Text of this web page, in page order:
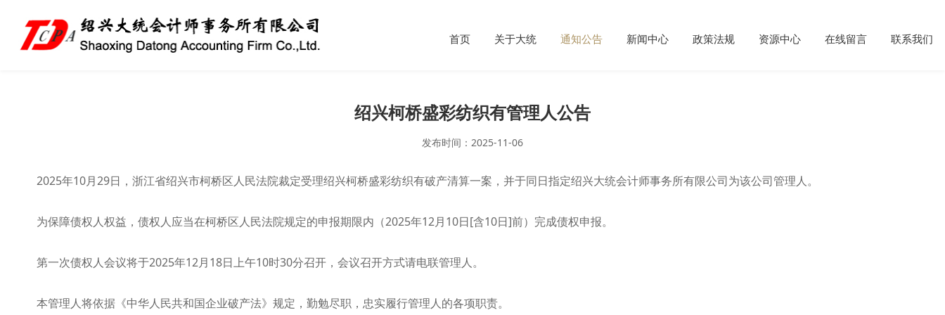
首页 关于大统 通知公告 新闻中心 政策法规 资源中心 在线留言 联系我们
绍兴柯桥盛彩纺织有管理人公告
发布时间：2025-11-06
2025年10月29日，浙江省绍兴市柯桥区人民法院裁定受理绍兴柯桥盛彩纺织有破产清算一案，并于同日指定绍兴大统会计师事务所有限公司为该公司管理人。
为保障债权人权益，债权人应当在柯桥区人民法院规定的申报期限内（2025年12月10日[含10日]前）完成债权申报。
第一次债权人会议将于2025年12月18日上午10时30分召开，会议召开方式请电联管理人。
本管理人将依据《中华人民共和国企业破产法》规定，勤勉尽职，忠实履行管理人的各项职责。